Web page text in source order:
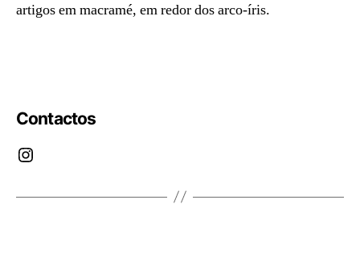
artigos em macramé, em redor dos arco-íris.
Contactos
Instagram